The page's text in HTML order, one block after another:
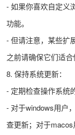
- 如果你喜欢自定义
功能。
- 但请注意，某些扩
之前请确保它们适合
8. 保持系统更新：
- 定期检查操作系统
- 对于windows用户
查更新；对于macos